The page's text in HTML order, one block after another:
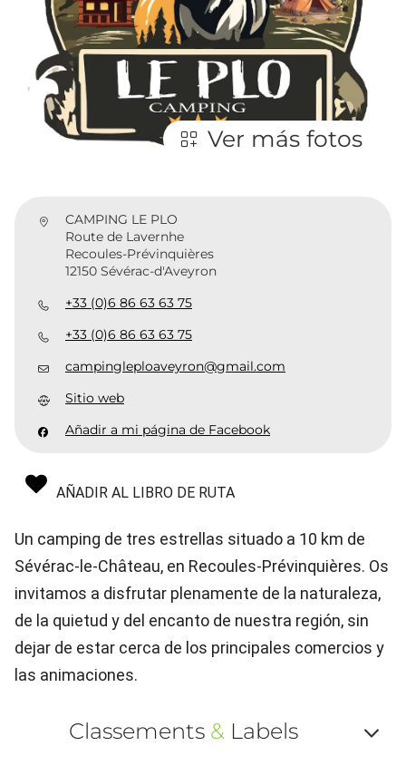
Ver más fotos
CAMPING LE PLO
Route de Lavernhe
Recoules-Prévinquières
12150 Sévérac-d'Aveyron
+33 (0)6 86 63 63 75
+33 (0)6 86 63 63 75
campingleploaveyron@gmail.com
Sitio web
Añadir a mi página de Facebook
AÑADIR AL LIBRO DE RUTA
Un camping de tres estrellas situado a 10 km de
Sévérac-le-Château, en Recoules-Prévinquières. Os
invitamos a disfrutar plenamente de la naturaleza,
de la quietud y del encanto de nuestra región, sin
dejar de estar cerca de los principales comercios y
las animaciones.
Classements &Labels